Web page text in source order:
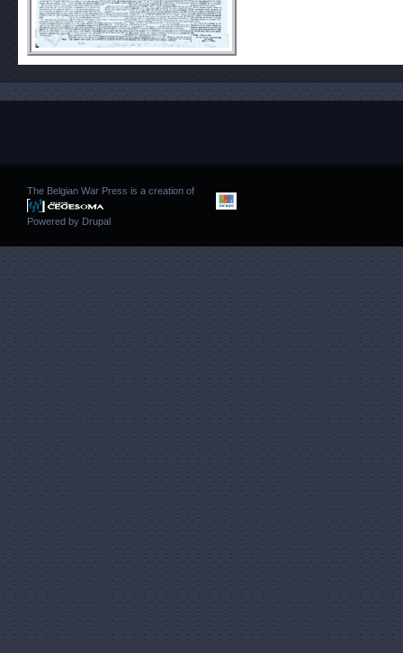
The Belgian War Press is a creation of
Powered by Drupal